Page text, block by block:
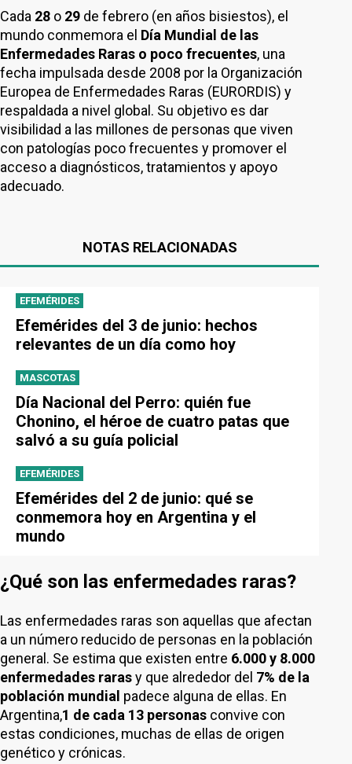
Cada 28 o 29 de febrero (en años bisiestos), el
mundo conmemora el Día Mundial de las
Enfermedades Raras o poco frecuentes, una
fecha impulsada desde 2008 por la Organización
Europea de Enfermedades Raras (EURORDIS) y
respaldada a nivel global. Su objetivo es dar
visibilidad a las millones de personas que viven
con patologías poco frecuentes y promover el
acceso a diagnósticos, tratamientos y apoyo
adecuado.
NOTAS RELACIONADAS
EFEMÉRIDES
Efemérides del 3 de junio: hechos
relevantes de un día como hoy
MASCOTAS
Día Nacional del Perro: quién fue
Chonino, el héroe de cuatro patas que
salvó a su guía policial
EFEMÉRIDES
Efemérides del 2 de junio: qué se
conmemora hoy en Argentina y el
mundo
¿Qué son las enfermedades raras?
Las enfermedades raras son aquellas que afectan
a un número reducido de personas en la población
general. Se estima que existen entre 6.000 y 8.000
enfermedades rarasy que alrededor del 7% de la
población mundial padece alguna de ellas. En
Argentina,1 de cada 13 personas convive con
estas condiciones, muchas de ellas de origen
genético y crónicas.